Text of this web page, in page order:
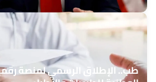
طب.. الإطلاق الرسمي لمنصة